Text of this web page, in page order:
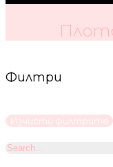
Филтри
Изчисти филтрите